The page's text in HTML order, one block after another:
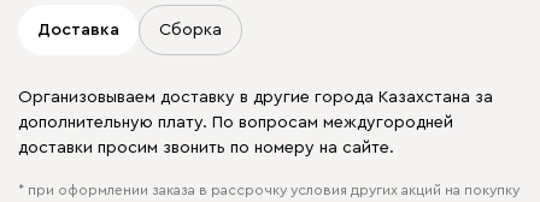
Доставка Сборка
Организовываем доставку в другие города Казахстана за
дополнительную плату. По вопросам междугородней
доставки просим звонить по номеру на сайте.
* при оформлении заказа в рассрочку условия других акций на покупку